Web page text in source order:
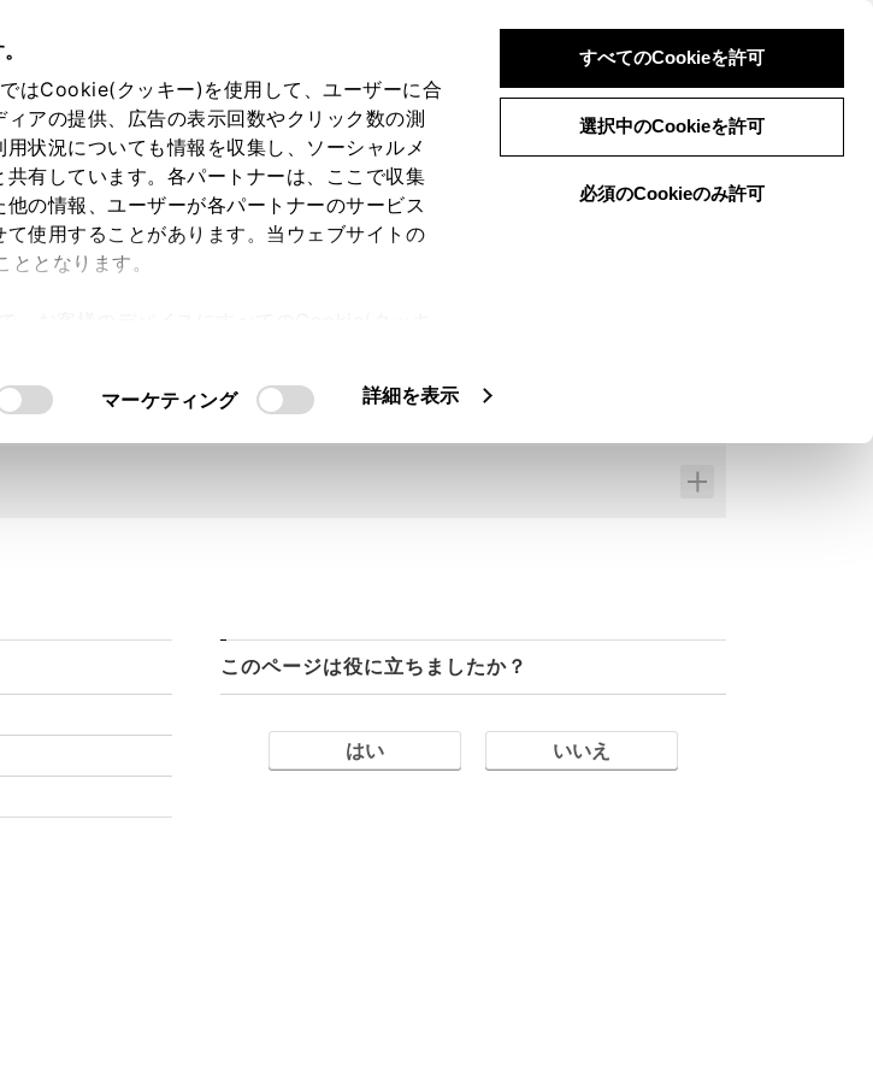
はCookie(クッキー)を使用して、ユーザーに合
アの提供、広告の表示回数やクリック数の測
状況についても情報を収集し、ソーシャルメ
有しています。各パートナーは、ここで収集
の情報、ユーザーが各パートナーのサービス
使用することがあります。当ウェブサイトの
となります。
マーケティング 詳細を表示
すべてのCookieを許可
選択中のCookieを許可
必須のCookieのみ許可
このページは役に立ちましたか？
はい いいえ